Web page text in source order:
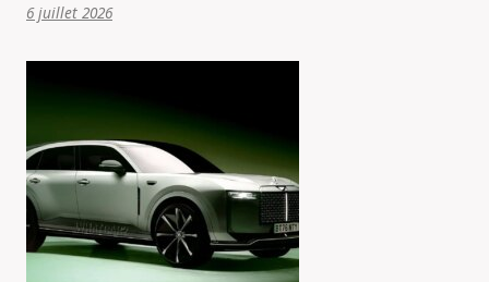
6 juillet 2026